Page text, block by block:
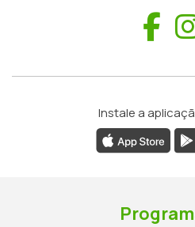
Instale a